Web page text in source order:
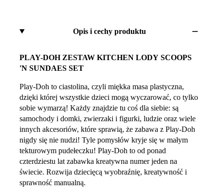
Opis i cechy produktu
PLAY-DOH ZESTAW KITCHEN LODY SCOOPS
'N SUNDAES SET
Play-Doh to ciastolina, czyli miękka masa plastyczna,
dzięki której wszystkie dzieci mogą wyczarować, co tylko
sobie wymarzą! Każdy znajdzie tu coś dla siebie: są
samochody i domki, zwierzaki i figurki, ludzie oraz wiele
innych akcesoriów, które sprawią, że zabawa z Play-Doh
nigdy się nie nudzi! Tyle pomysłów kryje się w małym
tekturowym pudełeczku! Play-Doh to od ponad
czterdziestu lat zabawka kreatywna numer jeden na
świecie. Rozwija dziecięcą wyobraźnię, kreatywność i
sprawność manualną.